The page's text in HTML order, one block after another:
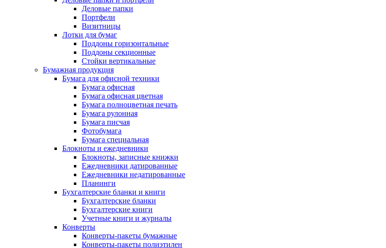
Деловые папки
Портфели
Визитницы
Лотки для бумаг
Поддоны горизонтальные
Поддоны секционные
Стойки вертикальные
Бумажная продукция
Бумага для офисной техники
Бумага офисная
Бумага офисная цветная
Бумага полноцветная печать
Бумага рулонная
Бумага писчая
Фотобумага
Бумага специальная
Блокноты и ежедневники
Блокноты, записные книжки
Ежедневники датированные
Ежедневники недатированные
Планинги
Бухгалтерские бланки и книги
Бухгалтерские бланки
Бухгалтерские книги
Учетные книги и журналы
Конверты
Конверты-пакеты бумажные
Конверты-пакеты полиэтилен